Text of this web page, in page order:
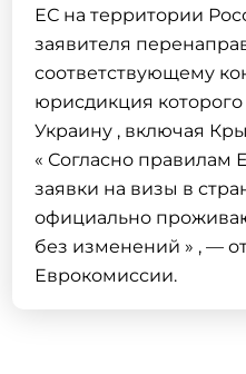
ЕС на территории
заявителя
соответствующему
юрисдикция
Украину , включая
« Согласно правилам
заявки на визы в
официально
без изменений » , —
Еврокомиссии.